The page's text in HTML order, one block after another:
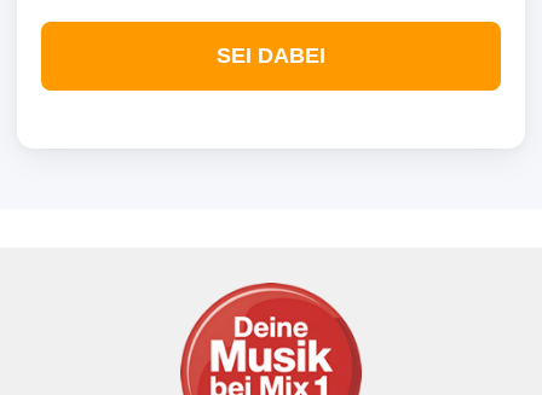
SEI DABEI